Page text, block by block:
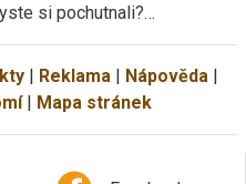
si pochutnali?…
| Reklama | Nápověda |
| Mapa stránek